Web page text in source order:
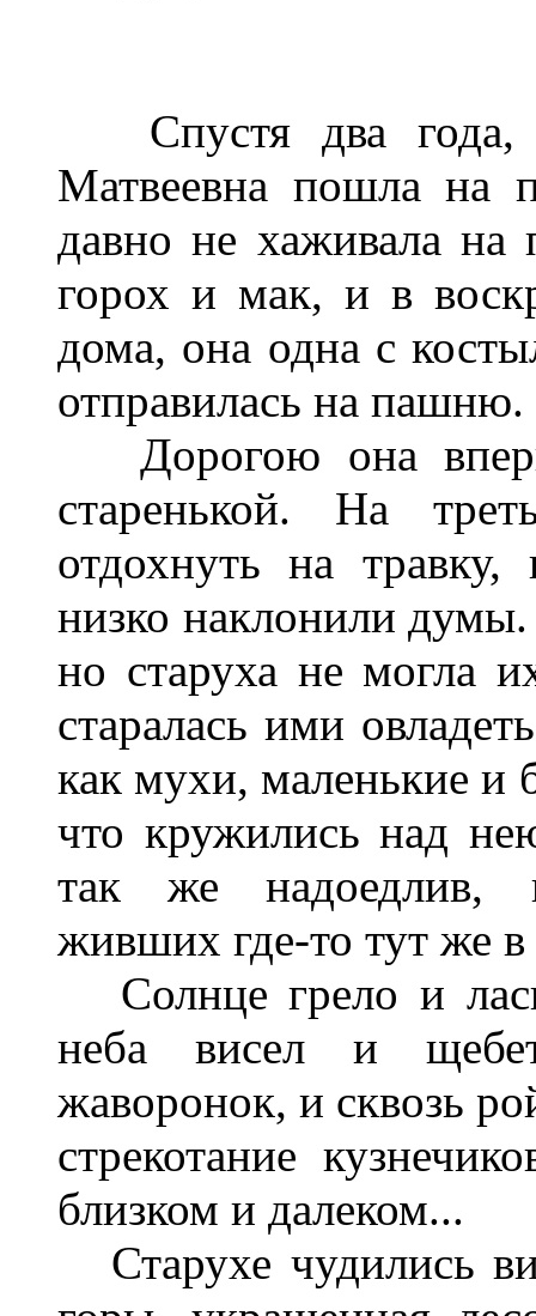
Спустя два года,
Матвеевна пошла на
давно не хаживала
горох и мак, и в
дома, она одна с
отправилась на пашню.
Дорогою она
старенькой. На
отдохнуть на
низко наклонили
но старуха не могла
старалась ими
как мухи, маленькие и
что кружились над
так же надоедлив,
живших где-то тут же в
Солнце грело и
неба висел и
жаворонок, и сквозь
стрекотание
близком и далеком...
Старухе чудились